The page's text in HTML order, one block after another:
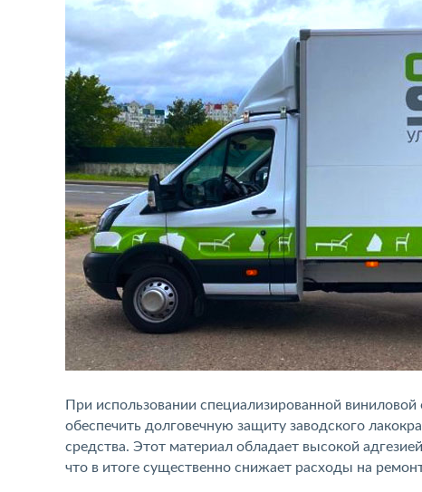
При использовании специализированной
обеспечить долговечную защиту заводского
средства. Этот материал обладает высокой
что в итоге существенно снижает расходы на